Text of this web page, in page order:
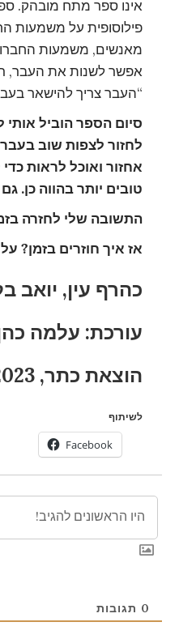
אינו ספר מתח מובהק.
פילוסופית על משמעות
מאנשים, משמעות
אפשר לשנות את העבר,
“העבר צריך להישאר
סיום הספר הוביל
לחזור לצפות שוב
אחזור ואוכל לראות כדי
טובים יותר בהווה כן.
התשובה שלי לחזרה
אז איך חוזרים בזמן?
כהרף עין, יואב
עורכת: עלמה
הוצאת כתר, 2023
לשיתוף
Facebook
0 תגובות